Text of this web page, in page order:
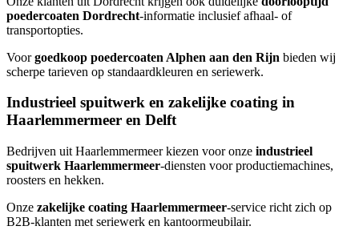
poedercoaten Dordrecht-informatie inclusief afhaal- of
transportopties.
Voorgoedkoop poedercoaten Alphen aan den Rijn bieden wij
scherpe tarieven op standaardkleuren en seriewerk.
Industrieel spuitwerk en zakelijke coating in
Haarlemmermeer en Delft
Bedrijven uit Haarlemmermeer kiezen voor onze industrieel
spuitwerk Haarlemmermeer-diensten voor productiemachines,
roosters en hekken.
Onze zakelijke coating Haarlemmermeer-service richt zich op
B2B-klanten met seriewerk en kantoormeubilair.